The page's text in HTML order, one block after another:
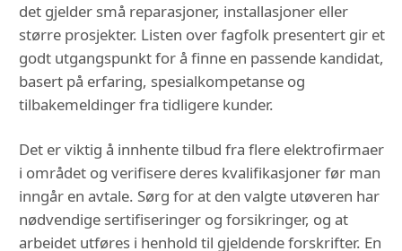
det gjelder små reparasjoner, installasjoner eller
større prosjekter. Listen over fagfolk presentert gir et
godt utgangspunkt for å finne en passende kandidat,
basert på erfaring, spesialkompetanse og
tilbakemeldinger fra tidligere kunder.
Det er viktig å innhente tilbud fra flere elektrofirmaer
i området og verifisere deres kvalifikasjoner før man
inngår en avtale. Sørg for at den valgte utøveren har
nødvendige sertifiseringer og forsikringer, og at
arbeidet utføres i henhold til gjeldende forskrifter. En